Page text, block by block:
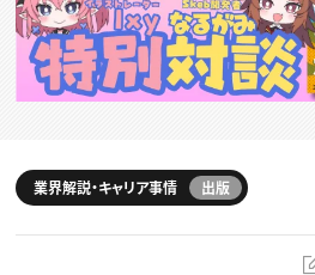
CREATIVE JOB求人検索
特集求人
採用説明会
転職支援サービス
CONTENTS
スキルアップしたい！ トップ
デザイン
プログラミング
編集・ライティング
TOP Creator’s コラム
TOP Creator’s コラム トップ
業界解説・キャリア事情 出版